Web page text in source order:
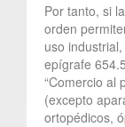
Por tanto, si
orden
uso
epígrafe
“Comercio al
(excepto
ortopédicos,